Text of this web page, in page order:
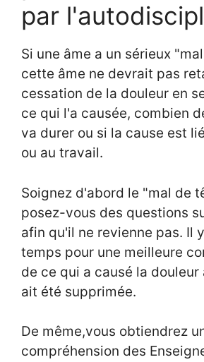
par
Si une âme a un sérieux
cette âme ne devrait pas
cessation de la douleur en
ce qui l'a causée, combien
va durer ou si la cause est
ou au travail.
Soignez d'abord le "mal de
posez-vous des questions
afin qu'il ne revienne pas. Il
temps pour une meilleure
de ce qui a causé la douleur
ait été supprimée.
De même,vous obtiendrez
compréhension des